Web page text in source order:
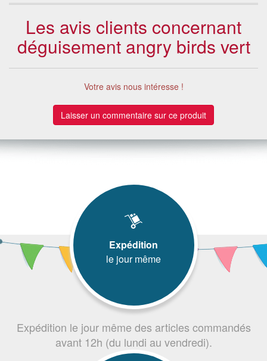
Les avis clients concernant
déguisement angry birds vert
Votre avis nous intéresse !
Laisser un commentaire sur ce produit
Expédition
le jour même
Expédition le jour même des articles commandés
avant 12h (du lundi au vendredi).